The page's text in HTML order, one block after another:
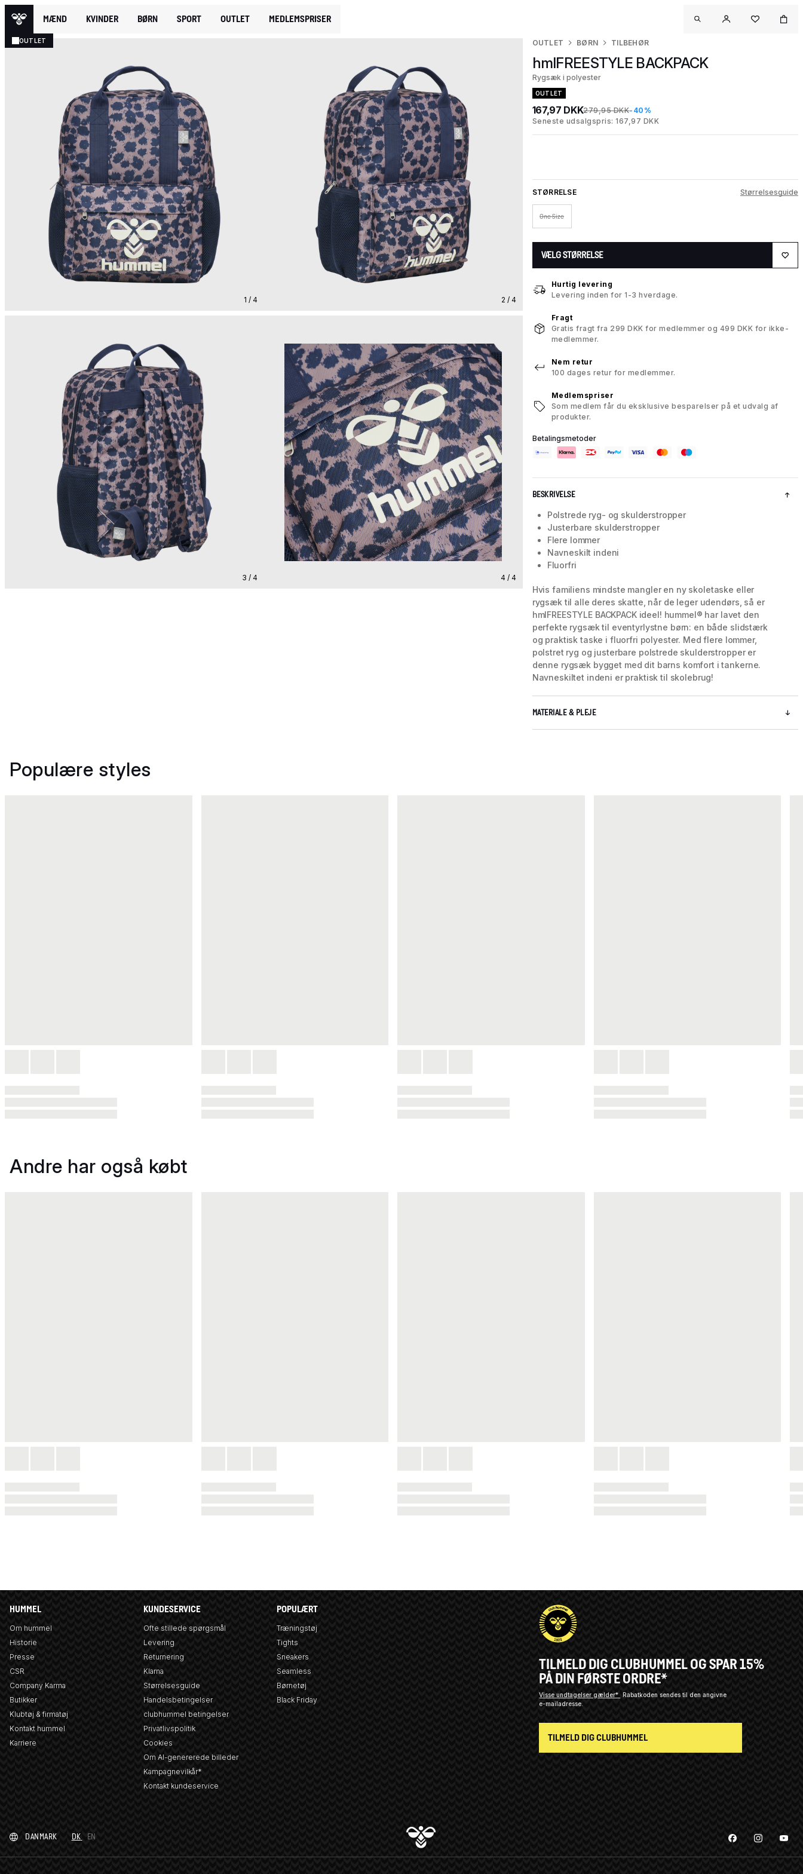
MÆND KVINDER BØRN SPORT OUTLET MEDLEMSPRISER
OUTLET
1 / 4 2 / 4
3 / 4 4 / 4
OUTLET BØRN TILBEHØR
hmlFREESTYLE BACKPACK
Rygsæk i polyester
OUTLET
167,97 DKK279,95 DKK-40%
Seneste udsalgspris: 167,97 DKK
STØRRELSE Størrelsesguide
One Size
VÆLG STØRRELSE
Hurtig levering
Levering inden for 1-3 hverdage.
Fragt
Gratis fragt fra 299 DKK for medlemmer og 499 DKK for ikke-
medlemmer.
Nem retur
100 dages retur for medlemmer.
Medlemspriser
Som medlem får du eksklusive besparelser på et udvalg af
produkter.
Betalingsmetoder
BESKRIVELSE
Polstrede ryg- og skulderstropper
Justerbare skulderstropper
Flere lommer
Navneskilt indeni
Fluorfri
Hvis familiens mindste mangler en ny skoletaske eller
rygsæk til alle deres skatte, når de leger udendørs, så er
hmlFREESTYLE BACKPACK ideel! hummel® har lavet den
perfekte rygsæk til eventyrlystne børn: en både slidstærk
og praktisk taske i fluorfri polyester. Med flere lommer,
polstret ryg og justerbare polstrede skulderstropper er
denne rygsæk bygget med dit barns komfort i tankerne.
Navneskiltet indeni er praktisk til skolebrug!
MATERIALE & PLEJE
Populære styles
Andre har også købt
HUMMEL
Om hummel
Historie
Presse
CSR
Company Karma
Butikker
Klubtøj & firmatøj
Kontakt hummel
Karriere
KUNDESERVICE
Ofte stillede spørgsmål
Levering
Returnering
Klarna
Størrelsesguide
Handelsbetingelser
clubhummel betingelser
Privatlivspolitik
Cookies
Om AI-genererede billeder
Kampagnevilkår*
Kontakt kundeservice
POPULÆRT
Træningstøj
Tights
Sneakers
Seamless
Børnetøj
Black Friday
TILMELD DIG CLUBHUMMEL OG SPAR 15%
PÅ DIN FØRSTE ORDRE*
Visse undtagelser gælder*
Rabatkoden sendes til den angivne
e-mailadresse.
TILMELD DIG CLUBHUMMEL
DANMARK DK EN